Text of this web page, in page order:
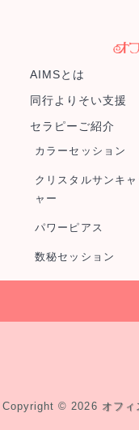
Copyright © 2026 オフィ
AIMSとは
同行よりそい支援
セラピーご紹介
カラーセッション
クリスタルサンキャ
ャー
パワーピアス
数秘セッション